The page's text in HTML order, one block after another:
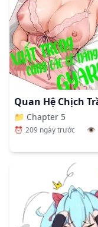
📁 Chapter 5
⏰ 209 ngày trước 👁️